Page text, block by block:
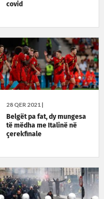
covid
28 QER 2021 |
Belgët pa fat, dy mungesa
të mëdha me Italinë në
çerekfinale